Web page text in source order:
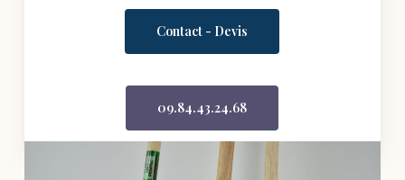
Contact - Devis
09.84.43.24.68